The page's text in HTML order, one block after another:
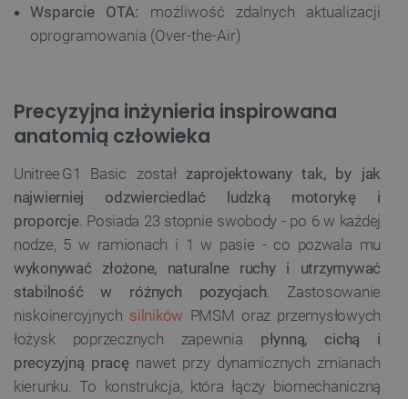
Wsparcie OTA: możliwość zdalnych aktualizacji
oprogramowania (Over-the-Air)
Precyzyjna inżynieria inspirowana
anatomią człowieka
Unitree G1 Basic został zaprojektowany tak, by jak
najwierniej odzwierciedlać ludzką motorykę i
proporcje. Posiada 23 stopnie swobody - po 6 w każdej
nodze, 5 w ramionach i 1 w pasie - co pozwala mu
wykonywać złożone, naturalne ruchy i utrzymywać
stabilność w różnych pozycjach . Zastosowanie
niskoinercyjnych silników PMSM oraz przemysłowych
łożysk poprzecznych zapewnia płynną, cichą i
precyzyjną pracęnawet przy dynamicznych zmianach
kierunku. To konstrukcja, która łączy biomechaniczną